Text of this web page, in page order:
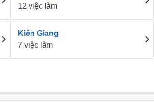
12 việc làm
Kiên Giang
7 việc làm